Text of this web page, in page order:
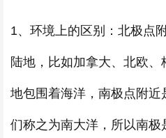
1、环境上的区别：北极点
陆地，比如加拿大、北欧
地包围着海洋，南极点附
们称之为南大洋，所以南极